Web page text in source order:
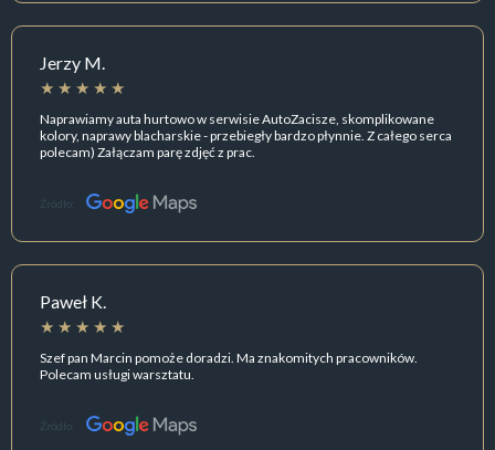
Jerzy M.
Naprawiamy auta hurtowo w serwisie AutoZacisze, skomplikowane
kolory, naprawy blacharskie - przebiegły bardzo płynnie. Z całego serca
polecam) Załączam parę zdjęć z prac.
Źródło:
Paweł K.
Szef pan Marcin pomoże doradzi. Ma znakomitych pracowników.
Polecam usługi warsztatu.
Źródło: